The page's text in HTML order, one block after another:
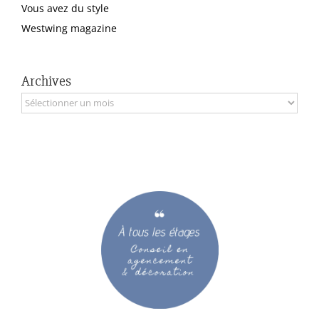
Vous avez du style
Westwing magazine
Archives
Archives